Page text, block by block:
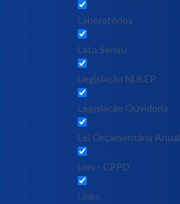
Laboratórios
Lato Sensu
Legislação NULEP
Legislação Ouvidoria
Lei Orçamentária Anual
Leis - CPPD
Links